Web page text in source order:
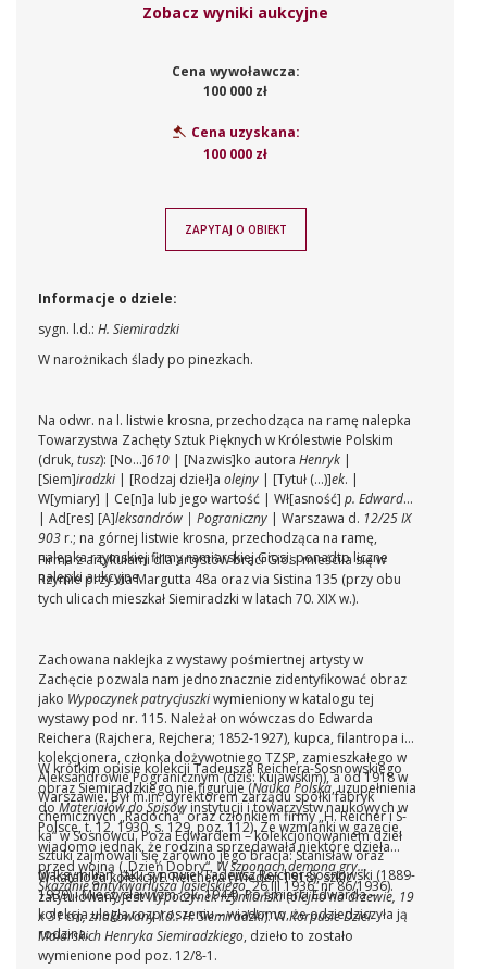
Zobacz wyniki aukcyjne
Cena wywoławcza:
100 000 zł
Cena uzyskana:
100 000 zł
ZAPYTAJ O OBIEKT
Informacje o dziele:
sygn. l.d.: H. Siemiradzki
W narożnikach ślady po pinezkach.
Na odwr. na l. listwie krosna, przechodząca na ramę nalepka
Towarzystwa Zachęty Sztuk Pięknych w Królestwie Polskim
(druk, tusz): [No...]610 | [Nazwis]ko autora Henryk |
[Siem]iradzki | [Rodzaj dzieł]a olejny | [Tytuł (...)]ek. |
W[ymiary] | Ce[n]a lub jego wartość | Wł[asność] p. Edwarda
| Ad[res] [A]leksandrów | Pograniczny | Warszawa d. 12/25 IX
903 r.; na górnej listwie krosna, przechodząca na ramę,
nalepka rzymskiej firmy ramiarskiej Giosi; ponadto liczne
nalepki aukcyjne.
Firma z artykułami dla artystów braci Giosi mieściła się w
Rzymie przy via Margutta 48a oraz via Sistina 135 (przy obu
tych ulicach mieszkał Siemiradzki w latach 70. XIX w.).
Zachowana naklejka z wystawy pośmiertnej artysty w
Zachęcie pozwala nam jednoznacznie zidentyfikować obraz
jako Wypoczynek patrycjuszkiwymieniony w katalogu tej
wystawy pod nr. 115. Należał on wówczas do Edwarda
Reichera (Rajchera, Rejchera; 1852-1927), kupca, filantropa i
kolekcjonera, członka dożywotniego TZSP, zamieszkałego w
Aleksandrowie Pogranicznym (dziś: Kujawskim), a od 1918 w
Warszawie. Był m.in. dyrektorem zarządu spółki fabryk
chemicznych „Radocha“ oraz członkiem firmy „H. Reicher i S-
ka“ w Sosnowcu. Poza Edwardem – kolekcjonowaniem dzieł
sztuki zajmowali się zarówno jego bracia: Stanisław oraz
Maksymilian, jak i synowie: Tadeusz Reicher-Sosnowski (1889-
1939) i Mieczysław (zm. ok. 1944). Po śmierci Edwarda –
kolekcja uległa rozproszeniu – wiadomo, że odziedziczyła ją
rodzina.
W krótkim opisie kolekcji Tadeusza Reichera-Sosnowskiego
obraz Siemiradzkiego nie figuruje (Nauka Polska, uzupełnienia
doMateriałów do Spisówinstytucji i towarzystw naukowych w
Polsce, t. 12, 1930, s. 129, poz. 112). Ze wzmianki w gazecie,
wiadomo jednak, że rodzina sprzedawała niektóre dzieła
przed wojną („Dzień Dobry“,W szponach demona gry...
Skazanie antykwariusza Jasielskiego, 26 III 1936, nr 86/1936).
W katalogu kolekcji E. Reichera (Wiedeń 1918), szkic
zatytułowany jestWypoczynek rzymiański(olejno na drzewie, 19
x 31 cm, znakowany l.d.: H. Siemiradzki). WKorpusie Dzieł
Malarskich Henryka Siemiradzkiego, dzieło to zostało
wymienione pod poz. 12/8-1.